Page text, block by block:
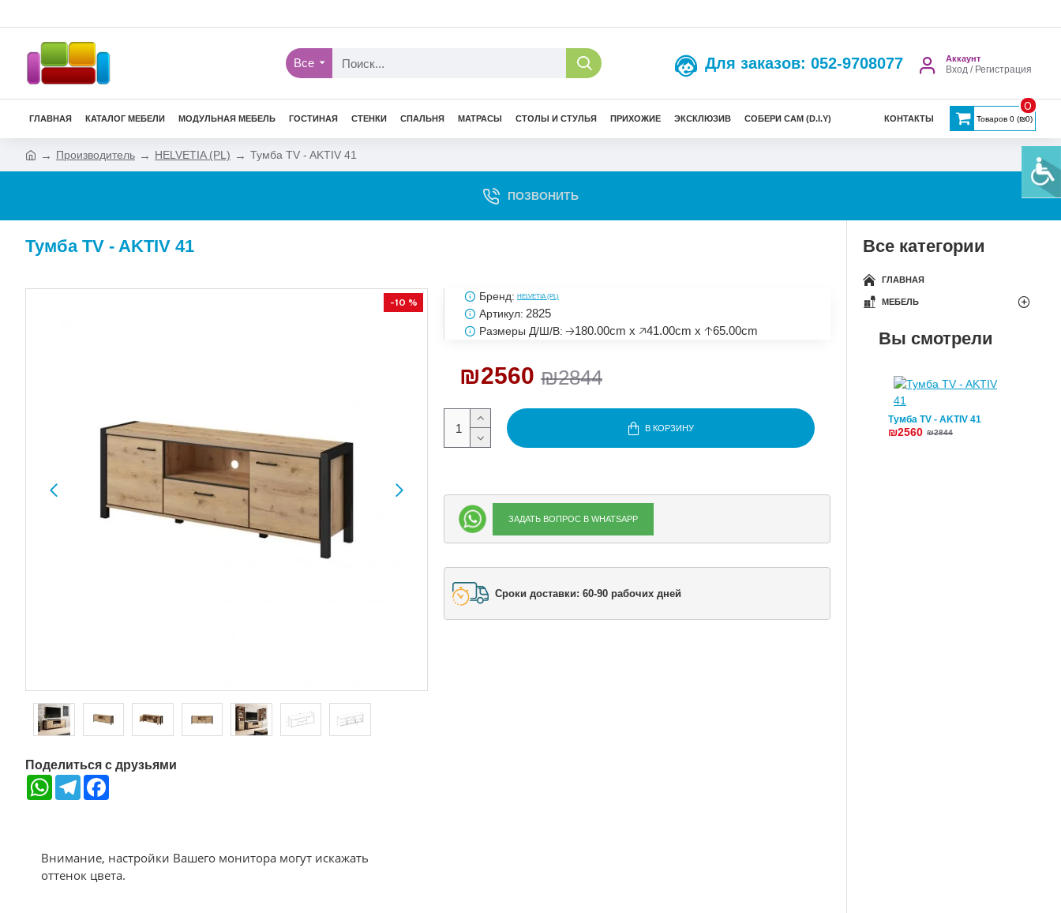
Все Для заказов: 052-9708077 Аккаунт
Вход / Регистрация
ГЛАВНАЯ КАТАЛОГ МЕБЕЛИ МОДУЛЬНАЯ МЕБЕЛЬ ГОСТИНАЯ СТЕНКИ СПАЛЬНЯ МАТРАСЫ СТОЛЫ И СТУЛЬЯ ПРИХОЖИЕ ЭКСКЛЮЗИВ СОБЕРИ САМ (D.I.Y) КОНТАКТЫ Товаров 0 (₪0)
0
Производитель HELVETIA (PL) Тумба TV - AKTIV 41
ПОЗВОНИТЬ
Тумба TV - AKTIV 41
-10 %
Поделиться с друзьями
WhatsAppTelegram
Внимание, настройки Вашего монитора могут искажать
оттенок цвета.
₪2844
₪2560
Бренд: HELVETIA (PL)
Артикул: 2825
Размеры Д/Ш/В: 🡢180.00cm x 🡥41.00cm x 🡡65.00cm
В КОРЗИНУ
ЗАДАТЬ ВОПРОС В WHATSAPP
Сроки доставки: 60-90 рабочих дней
Все категории
ГЛАВНАЯ
МЕБЕЛЬ
Вы смотрели
Тумба TV - AKTIV 41
₪2560 ₪2844